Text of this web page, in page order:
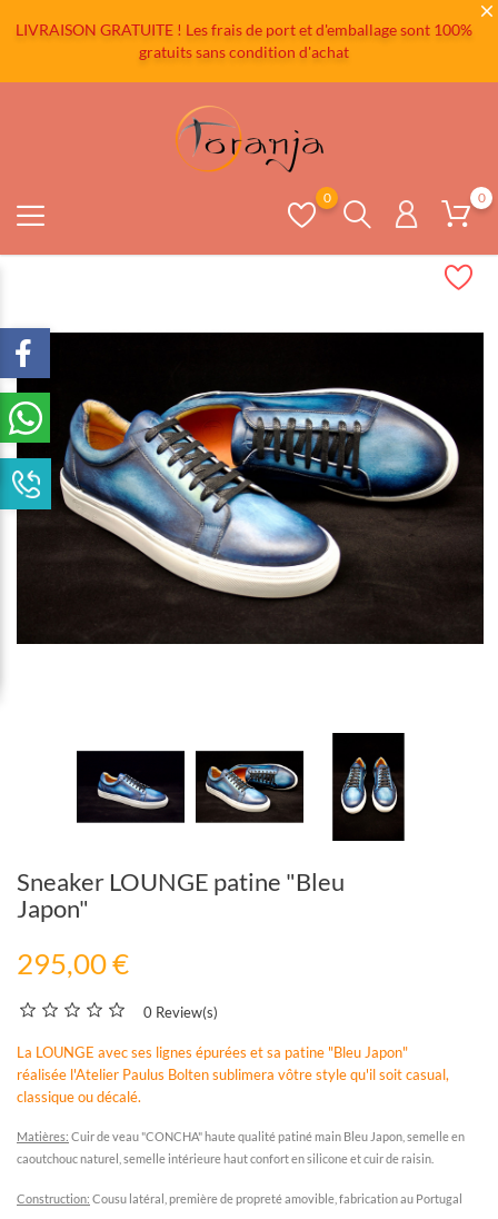
LIVRAISON GRATUITE ! Les frais de port et d'emballage sont 100%
gratuits sans condition d'achat
0
0
Sneaker LOUNGE patine "Bleu
Japon"
295,00 €
0 Review(s)
La LOUNGE avec ses lignes épurées et sa patine "Bleu Japon"
réalisée l'Atelier Paulus Boltensublimera vôtre style qu'il soit casual,
classique ou décalé.
Matières: Cuir de veau "CONCHA" haute qualité patiné main Bleu Japon, semelle en
caoutchouc naturel, semelle intérieure haut confort en silicone et cuir de raisin.
Construction: Cousu latéral, première de propreté amovible, fabrication au Portugal